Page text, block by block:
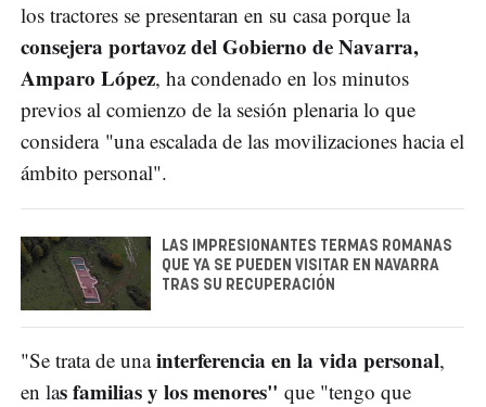
los tractores se presentaran en su casa porque la
consejera portavoz del Gobierno de Navarra,
Amparo López, ha condenado en los minutos
previos al comienzo de la sesión plenaria lo que
considera "una escalada de las movilizaciones hacia el
ámbito personal".
LAS IMPRESIONANTES TERMAS ROMANAS
QUE YA SE PUEDEN VISITAR EN NAVARRA
TRAS SU RECUPERACIÓN
"Se trata de unainterferencia en la vida personal,
en las familias y los menores" que "tengo que